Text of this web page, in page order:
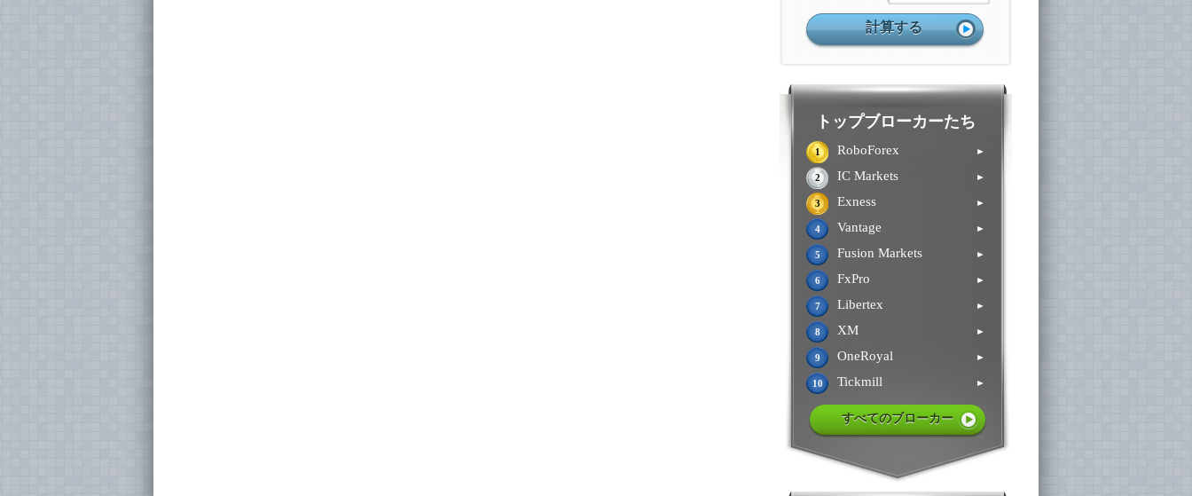
トップブローカーたち
1 RoboForex ►
2 IC Markets ►
3 Exness ►
4 Vantage ►
5 Fusion Markets ►
6 FxPro ►
7 Libertex ►
8 XM ►
9 OneRoyal ►
10 Tickmill ►
すべてのブローカー